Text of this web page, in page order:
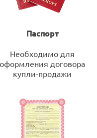
Паспорт
Необходимо для
оформления договора
купли-продажи